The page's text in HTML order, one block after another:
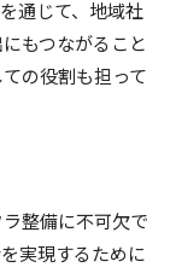
通じて、地域社
もつながること
の役割も担って
整備に不可欠で
実現するために